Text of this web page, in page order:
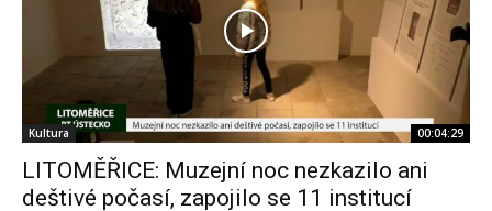
Kultura 00:04:29
LITOMĚŘICE: Muzejní noc nezkazilo ani
deštivé počasí, zapojilo se 11 institucí